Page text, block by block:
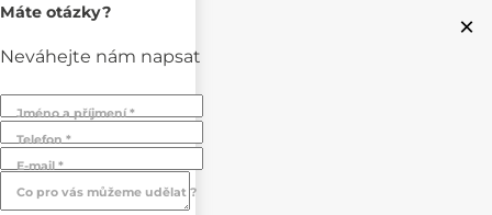
×
Máte otázky?
Neváhejte nám napsat
Jméno a příjmení *
Telefon *
E-mail *
Co pro vás můžeme udělat ?